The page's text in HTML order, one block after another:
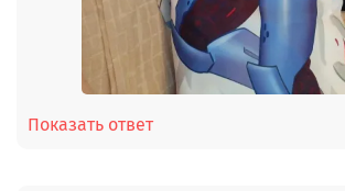
Показать ответ